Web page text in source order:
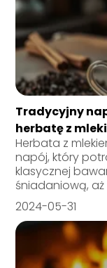
Tradycyjny
herbatę z
Herbata z
napój, który
klasycznej
śniadaniową, aż
2024-05-31